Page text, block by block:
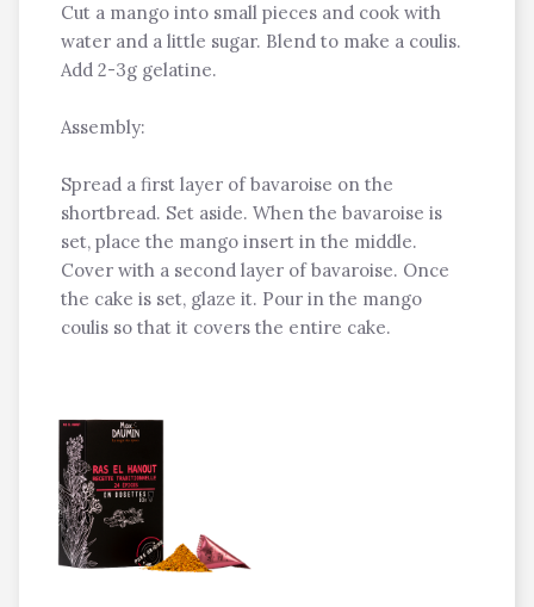
Cut a mango into small pieces and cook with
water and a little sugar. Blend to make a coulis.
Add 2-3g gelatine.
Assembly:
Spread a first layer of bavaroise on the
shortbread. Set aside. When the bavaroise is
set, place the mango insert in the middle.
Cover with a second layer of bavaroise. Once
the cake is set, glaze it. Pour in the mango
coulis so that it covers the entire cake.